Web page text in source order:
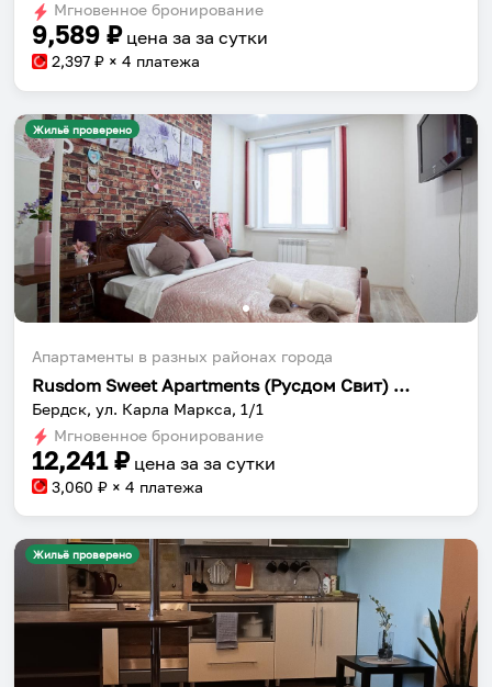
Мгновенное бронирование
9,589 ₽ цена за за сутки
2,397 ₽ × 4 платежа
Жильё проверено
Апартаменты в разных районах города
Rusdom Sweet Apartments (Русдом Свит) на улице Карла Маркса
Бердск, ул. Карла Маркса, 1/1
Мгновенное бронирование
12,241₽ цена за за сутки
3,060 ₽ × 4 платежа
Жильё проверено